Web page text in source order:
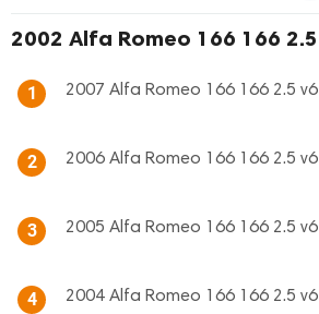
2002 Alfa Romeo 166 166
1 2007 Alfa Romeo 166 166 2.5 v6
2 2006 Alfa Romeo 166 166 2.5 v6
3 2005 Alfa Romeo 166 166 2.5 v6
4 2004 Alfa Romeo 166 166 2.5 v6